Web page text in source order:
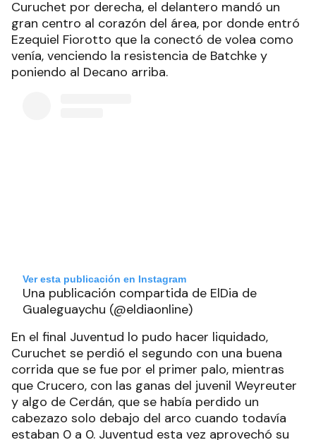
Curuchet por derecha, el delantero mandó un
gran centro al corazón del área, por donde entró
Ezequiel Fiorotto que la conectó de volea como
venía, venciendo la resistencia de Batchke y
poniendo al Decano arriba.
Ver esta publicación en Instagram
Una publicación compartida de ElDia de
Gualeguaychu (@eldiaonline)
En el final Juventud lo pudo hacer liquidado,
Curuchet se perdió el segundo con una buena
corrida que se fue por el primer palo, mientras
que Crucero, con las ganas del juvenil Weyreuter
y algo de Cerdán, que se había perdido un
cabezazo solo debajo del arco cuando todavía
estaban 0 a 0. Juventud esta vez aprovechó su